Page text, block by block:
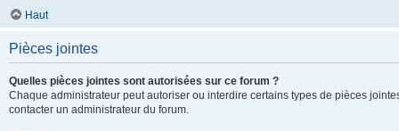
Haut
Pièces jointes
Quelles pièces jointes sont autorisées sur ce forum ?
Chaque administrateur peut autoriser ou interdire certains types de pièces
contacter un administrateur du forum.